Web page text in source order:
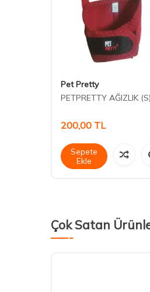
Pet Pretty
PETPRETTY AĞIZLIK (S)
200,00 TL
Sepete
Ekle
Çok Satan